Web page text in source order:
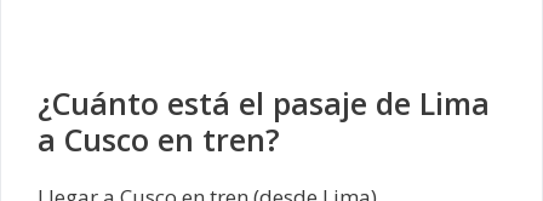
¿Cuánto está el pasaje de Lima
a Cusco en tren?